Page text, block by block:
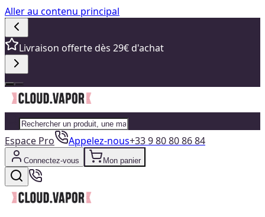
Aller au contenu principal
Livraison offerte dès 29€ d'achat
Espace Pro Appelez-nous+33 9 80 80 86 84
Connectez-vous Mon panier